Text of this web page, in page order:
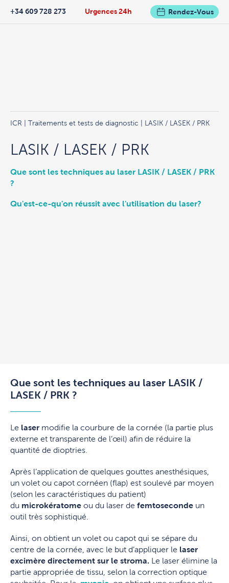
Urgences 24h
+34 609 728 273 Rendez-Vous
ICR Traitements et tests de diagnostic | LASIK / LASEK / PRK
LASIK / LASEK / PRK
Que sont les techniques au laser LASIK / LASEK / PRK
?
Qu'est-ce-qu'on réussit avec l'utilisation du laser?
Que sont les techniques au laser LASIK /
LASEK / PRK ?
Le laser modifie la courbure de la cornée (la partie plus
externe et transparente de l’œil) afin de réduire la
quantité de dioptries.
Après l’application de quelques gouttes anesthésiques,
un volet ou capot cornéen (flap) est soulevé par moyen
(selon les caractéristiques du patient)
du microkératome ou du laser de femtoseconde un
outil très sophistiqué.
Ainsi, on obtient un volet ou capot qui se sépare du
centre de la cornée, avec le but d’appliquer le laser
excimère directement sur le stroma. Le laser élimine la
partie appropriée de tissu, selon la correction optique